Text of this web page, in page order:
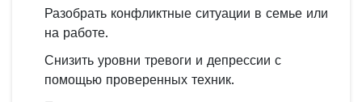
Разобрать конфликтные ситуации в семье или
на работе.
Снизить уровни тревоги и депрессии с
помощью проверенных техник.